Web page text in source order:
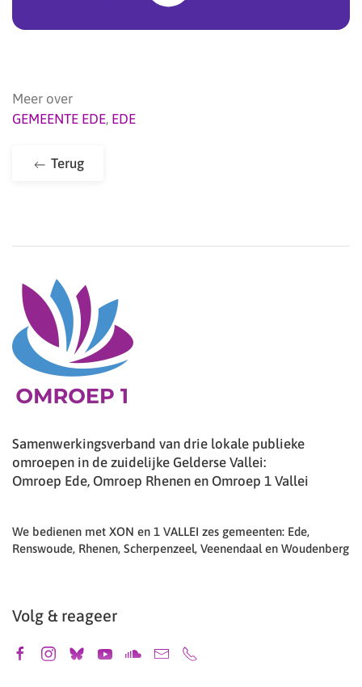
Meer over
GEMEENTE EDE, EDE
Terug
Samenwerkingsverband van drie lokale publieke
omroepen in de zuidelijke Gelderse Vallei:
Omroep Ede, Omroep Rhenen en Omroep 1 Vallei
We bedienen met XON en 1 VALLEI zes gemeenten: Ede,
Renswoude, Rhenen, Scherpenzeel, Veenendaal en Woudenberg
Volg & reageer